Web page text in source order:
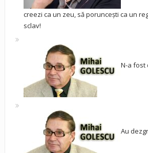
creezi ca un zeu, să poruncești ca un
sclav!
N-a fost
Au